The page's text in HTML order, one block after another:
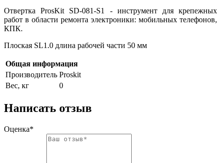
Отвертка ProsKit SD-081-S1 - инструмент для крепежных
работ в области ремонта электроники: мобильных телефонов,
КПК.
Плоская SL1.0 длина рабочей части 50 мм
Общая информация
Производитель Proskit
Вес, кг
0
Написать отзыв
Оценка*